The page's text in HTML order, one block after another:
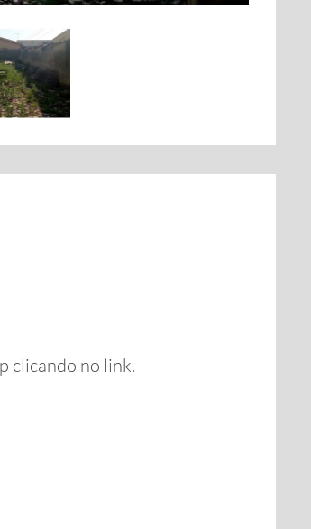
clicando no link.